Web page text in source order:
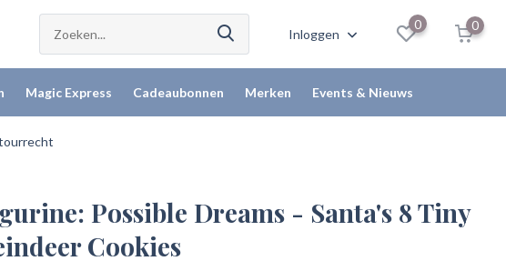
Inloggen
0 0
Magic Express Cadeaubonnen Merken Events & Nieuws
Possible Dreams - Santa's 8 Tiny
Cookies